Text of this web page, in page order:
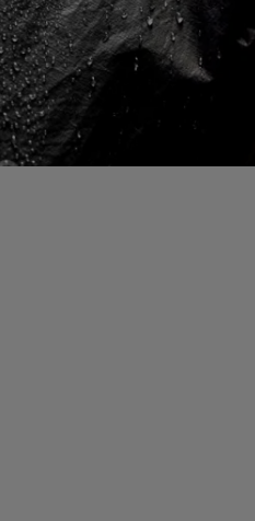
Ver todas las tecnologías de
calzado